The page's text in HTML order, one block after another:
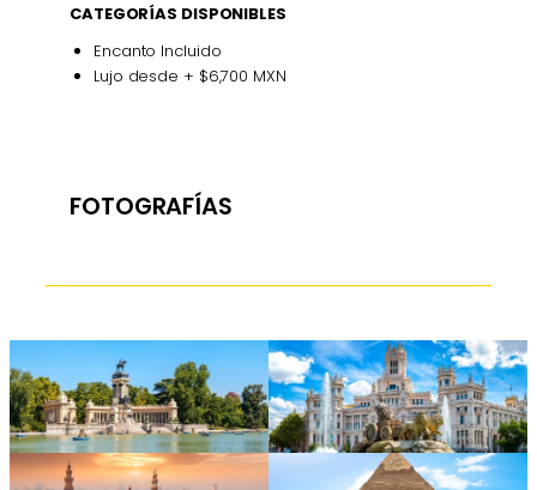
CATEGORÍAS DISPONIBLES
Encanto Incluido
Lujo desde + $6,700 MXN
FOTOGRAFÍAS